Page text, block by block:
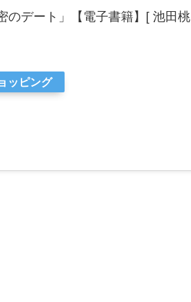
のデート」【電子書籍】[ 池田桃
ッピング